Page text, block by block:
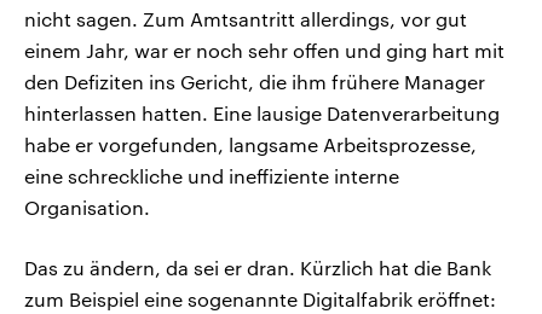
nicht sagen. Zum Amtsantritt allerdings, vor gut
einem Jahr, war er noch sehr offen und ging hart mit
den Defiziten ins Gericht, die ihm frühere Manager
hinterlassen hatten. Eine lausige Datenverarbeitung
habe er vorgefunden, langsame Arbeitsprozesse,
eine schreckliche und ineffiziente interne
Organisation.
Das zu ändern, da sei er dran. Kürzlich hat die Bank
zum Beispiel eine sogenannte Digitalfabrik eröffnet: